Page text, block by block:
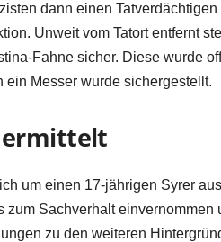
dann einen
Unweit vom Tatort entfernt
Fahne sicher. Diese wurde
ein Messer wurde sichergestellt.
ermittelt
um einen 17-jährigen Syrer
zum Sachverhalt einvernommen
zu den weiteren